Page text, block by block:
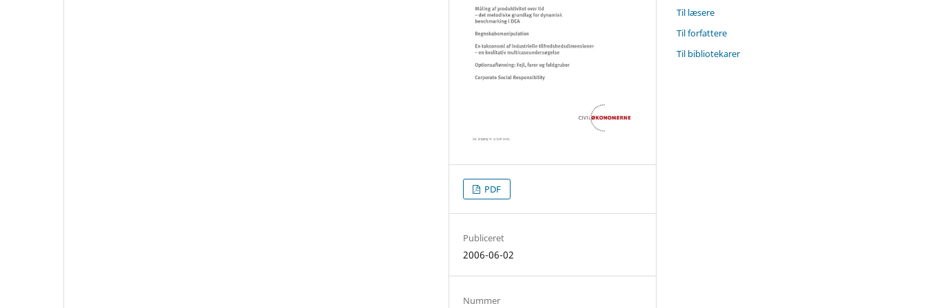
PDF
Publiceret
2006-06-02
Nummer
Til læsere
Til forfattere
Til bibliotekarer